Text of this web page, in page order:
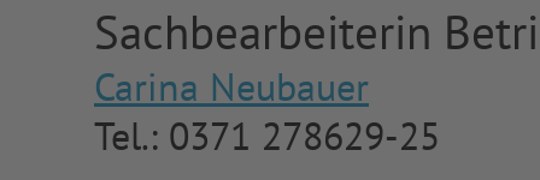
Sachbearbeiterin
Carina Neubauer
Tel.: 0371 278629-25